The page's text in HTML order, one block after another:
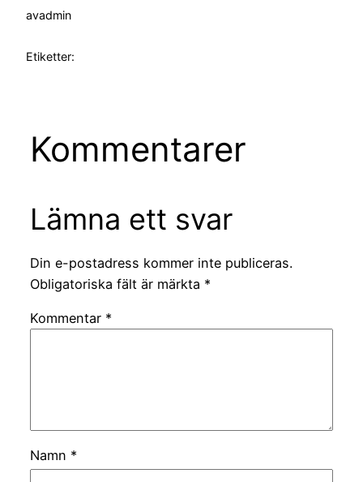
avadmin
Etiketter:
Kommentarer
Lämna ett svar
Din e-postadress kommer inte publiceras.
Obligatoriska fält är märkta *
Kommentar *
Namn *